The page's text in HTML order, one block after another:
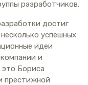
разработчиков.
достиг
успешных
идеи
и
это Бориса
престижной